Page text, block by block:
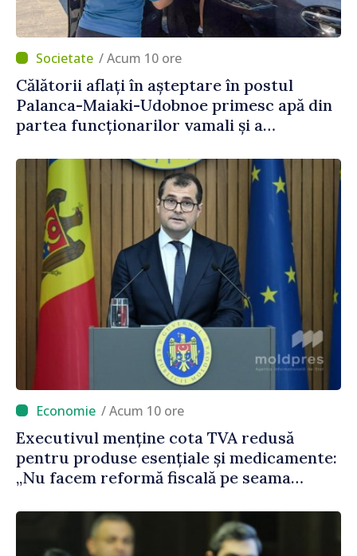
/ Acum 10 ore
Călătorii aflați în așteptare în postul
Palanca-Maiaki-Udobnoe primesc apă din
partea funcționarilor vamali și a
/ Acum 10 ore
Executivul menține cota TVA redusă
pentru produse esențiale și medicamente:
„Nu facem reformă fiscală pe seama